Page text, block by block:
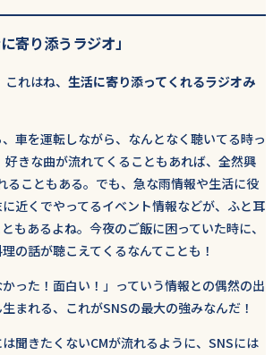
寄り添うラジオ」
れはね、 生活に寄り添ってくれるラジオみ
車を運転しながら、なんとなく聴いてる時っ
好きな曲が流れてくることもあれば、全然興
ることもある。でも、急な雨情報や生活に役
近くでやってるイベント情報などが、ふと耳
もあるよね。今夜のご飯に困っていた時に、
の話が聴こえてくるなんてことも！
かった！面白い！」っていう情報との偶然の出
まれる、これがSNSの最大の強みなんだ！
聞きたくないCMが流れるように、SNSには